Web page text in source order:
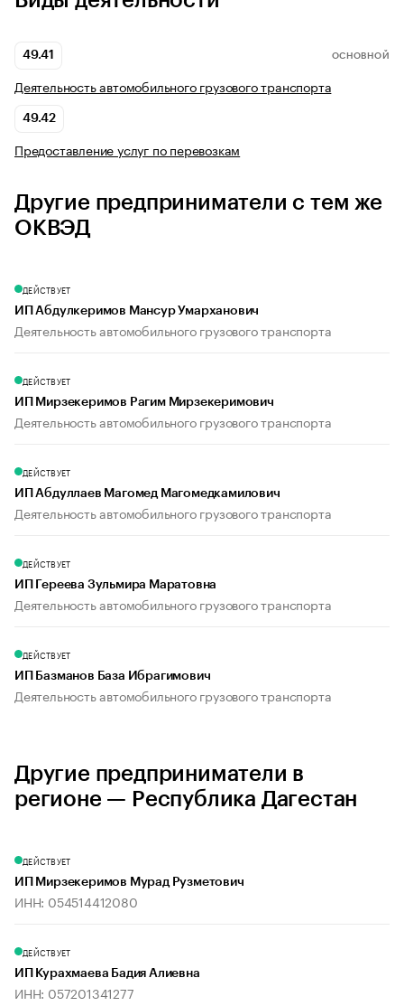
49.41 ОСНОВНОЙ
Деятельность автомобильного грузового транспорта
49.42
Предоставление услуг по перевозкам
Другие предприниматели с тем же
ОКВЭД
ДЕЙСТВУЕТ
ИП Абдулкеримов Мансур Умарханович
Деятельность автомобильного грузового транспорта
ДЕЙСТВУЕТ
ИП Мирзекеримов Рагим Мирзекеримович
Деятельность автомобильного грузового транспорта
ДЕЙСТВУЕТ
ИП Абдуллаев Магомед Магомедкамилович
Деятельность автомобильного грузового транспорта
ДЕЙСТВУЕТ
ИП Гереева Зульмира Маратовна
Деятельность автомобильного грузового транспорта
ДЕЙСТВУЕТ
ИП Базманов База Ибрагимович
Деятельность автомобильного грузового транспорта
Другие предприниматели в
регионе — Республика Дагестан
ДЕЙСТВУЕТ
ИП Мирзекеримов Мурад Рузметович
ИНН: 054514412080
ДЕЙСТВУЕТ
ИП Курахмаева Бадия Алиевна
ИНН: 057201341277